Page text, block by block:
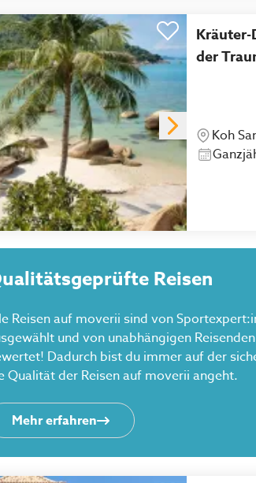
Kräuter-
der
Koh
Reisen
Reisen auf moverii sind von
und von unabhängigen
Dadurch bist du immer auf der
Qualität der Reisen auf moverii angeht.
Mehr erfahren